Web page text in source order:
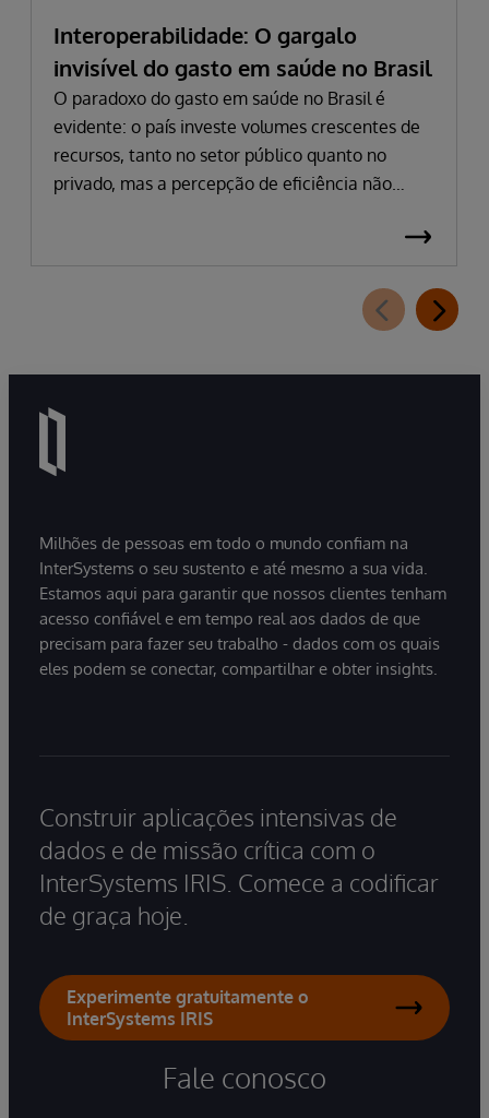
Interoperabilidade: O gargalo
invisível do gasto em saúde no Brasil
O paradoxo do gasto em saúde no Brasil é
evidente: o país investe volumes crescentes de
recursos, tanto no setor público quanto no
privado, mas a percepção de eficiência não
público atingiu 5,03% do PIB, impulsionado por
em termos nominais. Na saúde suplementar, a
pressão dos custos é intensificada pela inflação
filas persistem e informações cruciais não
base em visões parciais da trajetória do
Milhões de pessoas em todo o mundo confiam na
InterSystems o seu sustento e até mesmo a sua vida.
Estamos aqui para garantir que nossos clientes tenham
acesso confiável e em tempo real aos dados de que
precisam para fazer seu trabalho - dados com os quais
eles podem se conectar, compartilhar e obter insights.
Construir aplicações intensivas de
dados e de missão crítica com o
InterSystems IRIS. Comece a codificar
de graça hoje.
Experimente gratuitamente o
InterSystems IRIS
Fale conosco